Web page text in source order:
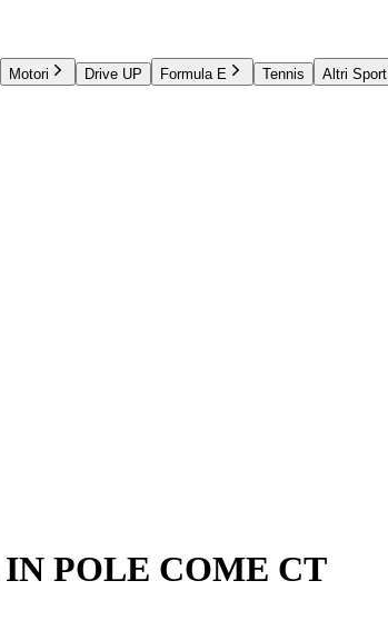
Motori Drive UP Formula E Tennis Altri Sport
POLE COME CT